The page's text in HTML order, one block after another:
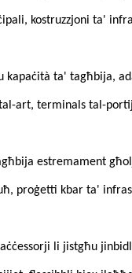
kostruzzjoni ta'
ta' tagħbija,
art, terminals tal-
estremament
proġetti kbar ta'
li jistgħu